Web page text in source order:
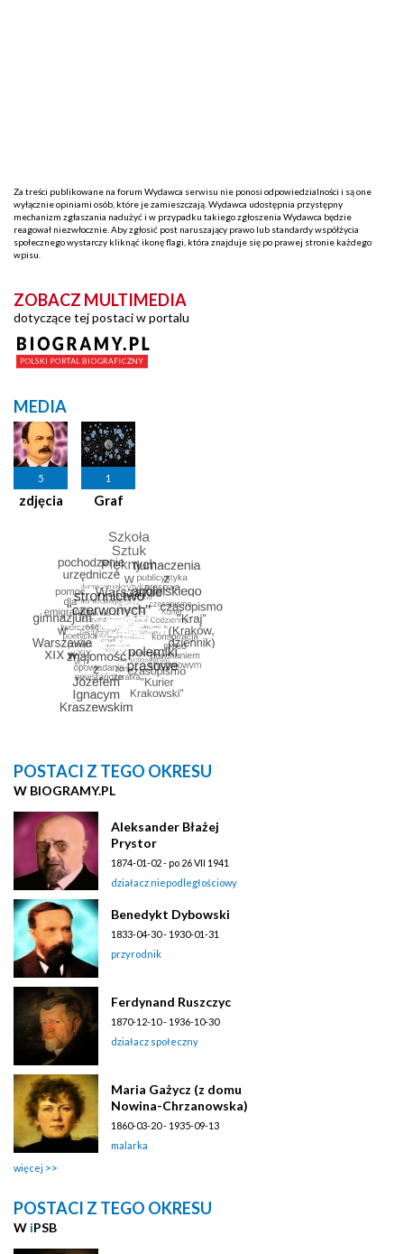
Za treści publikowane na forum Wydawca serwisu nie ponosi odpowiedzialności i są one
wyłącznie opiniami osób, które je zamieszczają. Wydawca udostępnia przystępny
mechanizm zgłaszania nadużyć i w przypadku takiego zgłoszenia Wydawca będzie
reagował niezwłocznie. Aby zgłosić post naruszający prawo lub standardy współżycia
społecznego wystarczy kliknąć ikonę flagi, która znajduje się po prawej stronie każdego
wpisu.
ZOBACZ MULTIMEDIA
dotyczące tej postaci w portalu
MEDIA
5
zdjęcia
1
Graf
POSTACI Z TEGO OKRESU
W BIOGRAMY.PL
Aleksander Błażej
Prystor
1874-01-02 - po 26 VII 1941
działacz niepodległościowy
Benedykt Dybowski
1833-04-30 - 1930-01-31
przyrodnik
Ferdynand Ruszczyc
1870-12-10 - 1936-10-30
działacz społeczny
Maria Gażycz (z domu
Nowina-Chrzanowska)
1860-03-20 - 1935-09-13
malarka
więcej
POSTACI Z TEGO OKRESU
W iPSB